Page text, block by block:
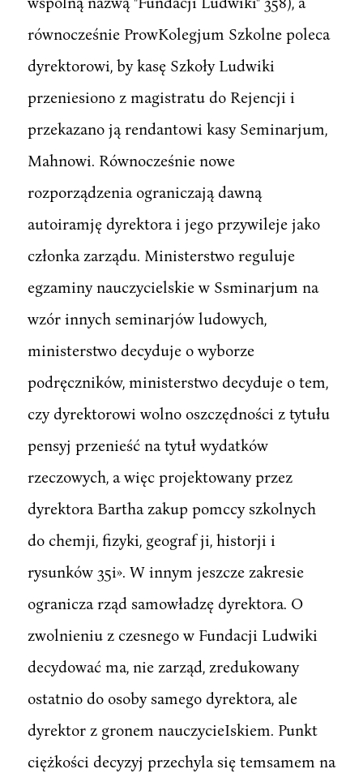
równocześnie ProwKolegjum Szkolne poleca
dyrektorowi, by kasę Szkoły Ludwiki
przeniesiono z magistratu do Rejencji i
przekazano ją rendantowi kasy Seminarjum,
Mahnowi. Równocześnie nowe
rozporządzenia ograniczają dawną
autoiramję dyrektora i jego przywileje jako
członka zarządu. Ministerstwo reguluje
egzaminy nauczycielskie w Ssminarjum na
wzór innych seminarjów ludowych,
ministerstwo decyduje o wyborze
podręczników, ministerstwo decyduje o tem,
czy dyrektorowi wolno oszczędności z tytułu
pensyj przenieść na tytuł wydatków
rzeczowych, a więc projektowany przez
dyrektora Bartha zakup pomccy szkolnych
do chemji, fizyki, geograf ji, historji i
rysunków 35i». W innym jeszcze zakresie
ogranicza rząd samowładzę dyrektora. O
zwolnieniu z czesnego w Fundacji Ludwiki
decydować ma, nie zarząd, zredukowany
ostatnio do osoby samego dyrektora, ale
dyrektor z gronem nauczycieIskiem. Punkt
ciężkości decyzyj przechyla się temsamem na